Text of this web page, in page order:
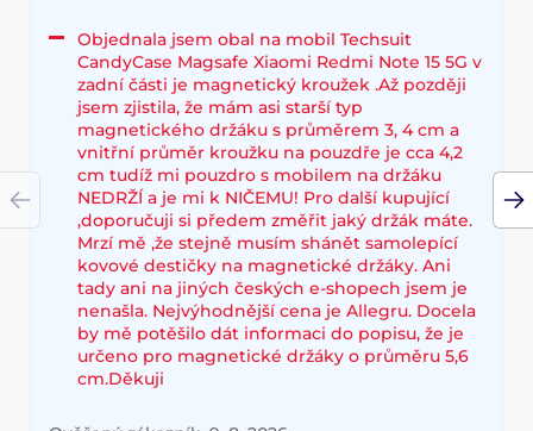
Objednala jsem obal na mobil Techsuit
CandyCase Magsafe Xiaomi Redmi Note 15 5G v
zadní části je magnetický kroužek .Až později
jsem zjistila, že mám asi starší typ
magnetického držáku s průměrem 3, 4 cm a
vnitřní průměr kroužku na pouzdře je cca 4,2
cm tudíž mi pouzdro s mobilem na držáku
NEDRŽÍ a je mi k NIČEMU! Pro další kupující
,doporučuji si předem změřit jaký držák máte.
Mrzí mě ,že stejně musím shánět samolepící
kovové destičky na magnetické držáky. Ani
tady ani na jiných českých e-shopech jsem je
nenašla. Nejvýhodnější cena je Allegru. Docela
by mě potěšilo dát informaci do popisu, že je
určeno pro magnetické držáky o průměru 5,6
cm.Děkuji